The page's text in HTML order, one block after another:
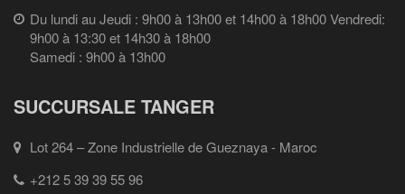
Du lundi au Jeudi : 9h00 à 13h00 et 14h00 à 18h00 Vendredi:
9h00 à 13:30 et 14h30 à 18h00
Samedi : 9h00 à 13h00
SUCCURSALE TANGER
Lot 264 – Zone Industrielle de Gueznaya - Maroc
+212 5 39 39 55 96